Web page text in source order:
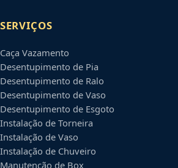
SERVIÇOS
Caça Vazamento
Desentupimento de Pia
Desentupimento de Ralo
Desentupimento de Vaso
Desentupimento de Esgoto
Instalação de Torneira
Instalação de Vaso
Instalação de Chuveiro
Manutenção de Box